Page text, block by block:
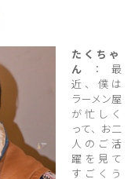
たくちゃ
ん
：最
近、僕は
ラーメン屋
が忙しく
って、お二
人のご活
躍を見て
すごくう